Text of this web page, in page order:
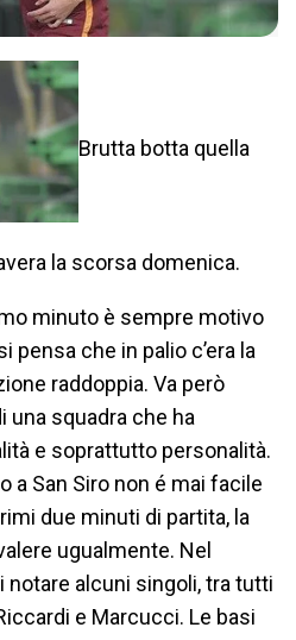
Brutta botta quella
la scorsa domenica.
minuto è sempre motivo
pensa che in palio c’era la
raddoppia. Va però
una squadra che ha
e soprattutto personalità.
a San Siro non é mai facile
due minuti di partita, la
ugualmente. Nel
alcuni singoli, tra tutti
e Marcucci. Le basi